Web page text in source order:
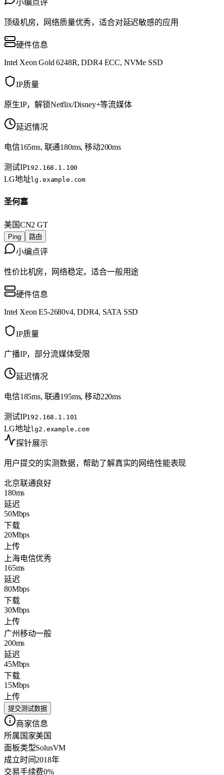
小编点评
顶级机房，网络质量优秀，适合对延迟敏感的应用
硬件信息
Intel Xeon Gold 6248R, DDR4 ECC, NVMe SSD
IP质量
原生IP，解锁Netflix/Disney+等流媒体
延迟情况
电信165ms, 联通180ms, 移动200ms
测试IP192.168.1.100
LG地址lg.example.com
圣何塞
美国CN2 GT
Ping 路由
小编点评
性价比机房，网络稳定，适合一般用途
硬件信息
Intel Xeon E5-2680v4, DDR4, SATA SSD
IP质量
广播IP，部分流媒体受限
延迟情况
电信185ms, 联通195ms, 移动220ms
测试IP192.168.1.101
LG地址lg2.example.com
探针展示
用户提交的实测数据，帮助了解真实的网络性能表现
北京联通 良好
180ms
延迟
50Mbps
下载
20Mbps
上传
上海电信优秀
165ms
延迟
80Mbps
下载
30Mbps
上传
广州移动一般
200ms
延迟
45Mbps
下载
15Mbps
上传
提交测试数据
商家信息
所属国家美国
面板类型SolusVM
成立时间2018年
交易手续费0%